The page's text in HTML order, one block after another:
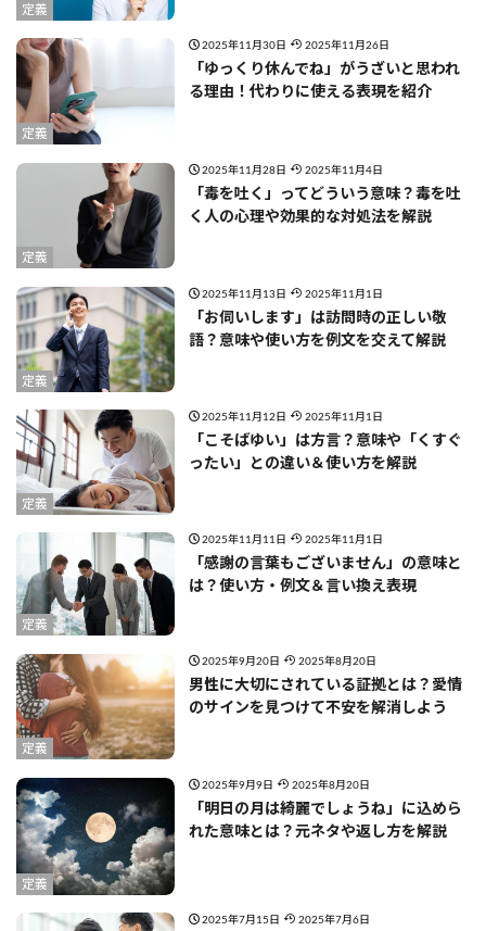
定義
定義
2025年11月30日 2025年11月26日
「ゆっくり休んでね」がうざいと思われ
る理由！代わりに使える表現を紹介
定義
2025年11月28日 2025年11月4日
「毒を吐く」ってどういう意味？毒を吐
く人の心理や効果的な対処法を解説
定義
2025年11月13日 2025年11月1日
「お伺いします」は訪問時の正しい敬
語？意味や使い方を例文を交えて解説
定義
2025年11月12日 2025年11月1日
「こそばゆい」は方言？意味や「くすぐ
ったい」との違い＆使い方を解説
定義
2025年11月11日 2025年11月1日
「感謝の言葉もございません」の意味と
は？使い方・例文＆言い換え表現
定義
2025年9月20日 2025年8月20日
男性に大切にされている証拠とは？愛情
のサインを見つけて不安を解消しよう
定義
2025年9月9日 2025年8月20日
「明日の月は綺麗でしょうね」に込めら
れた意味とは？元ネタや返し方を解説
2025年7月15日 2025年7月6日